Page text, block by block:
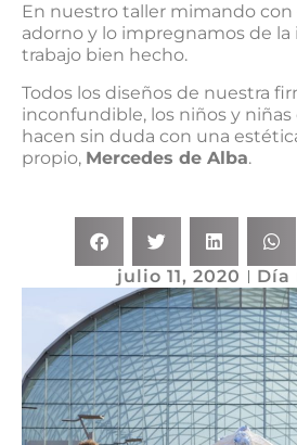
julio 11, 2020 Día
En nuestro taller mimando con
adorno y lo impregnamos de la
trabajo bien hecho.
Todos los diseños de nuestra
inconfundible, los niños y
hacen sin duda con una
propio, Mercedes de Alba.